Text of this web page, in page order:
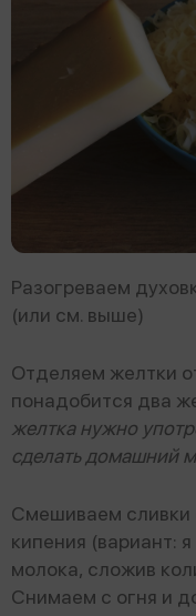
Разогреваем
(или см. выше)
Отделяем желтки
понадобится два
желтка нужно
сделать домашний
Смешиваем
кипения (вариант:
молока, сложив
Снимаем с огня и